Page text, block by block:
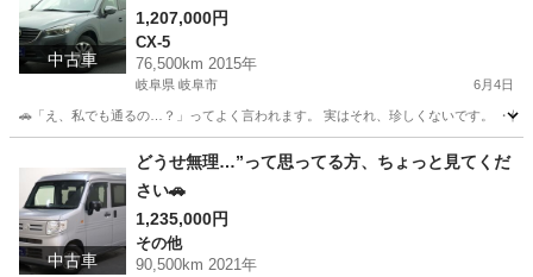
中古車
1,207,000円
CX-5
76,500km 2015年
岐阜県 岐阜市 6月4日
🚗「え、私でも通るの…？」ってよく言われます。 実はそれ、珍しくないです。 ・
CX-5
中古車
どうせ無理…”って思ってる方、ちょっと見てくだ
さい🚗
1,235,000円
その他
90,500km 2021年